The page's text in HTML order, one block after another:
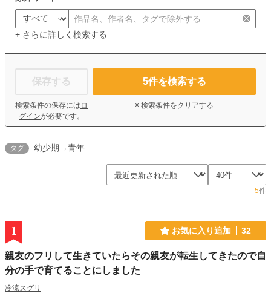
+ さらに詳しく検索する
保存する
検索条件の保存には ロ
グインが必要です。
5件を検索する
× 検索条件をクリアする
タグ 幼少期→青年
5件
1 お気に入り追加 32
親友のフリして生きていたらその親友が転生してきたので自
分の手で育てることにしました
冷涼スグリ